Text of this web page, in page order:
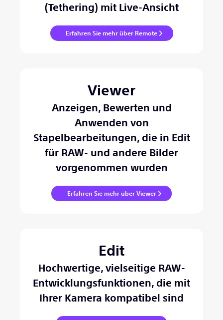
(Tethering) mit Live-Ansicht
Erfahren Sie mehr über Remote
Viewer
Anzeigen, Bewerten und
Anwenden von
Stapelbearbeitungen, die in Edit
für RAW- und andere Bilder
vorgenommen wurden
Erfahren Sie mehr über Viewer
Edit
Hochwertige, vielseitige RAW-
Entwicklungsfunktionen, die mit
Ihrer Kamera kompatibel sind